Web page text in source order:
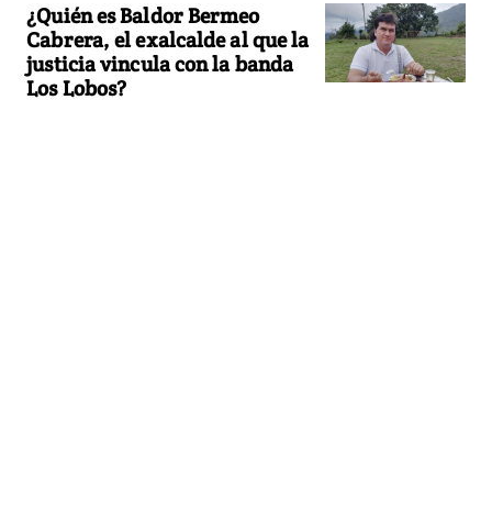
¿Quién es Baldor Bermeo
Cabrera, el exalcalde al que la
justicia vincula con la banda
Los Lobos?